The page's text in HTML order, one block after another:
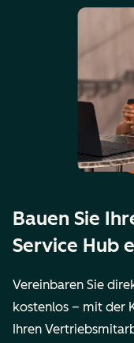
Bauen Sie
Service Hub
Vereinbaren Sie
kostenlos – mit der
Ihren